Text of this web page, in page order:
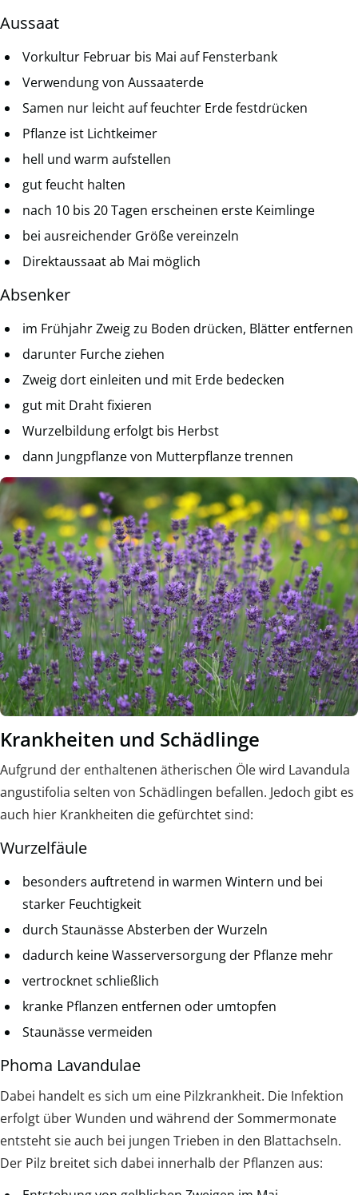
Aussaat
Vorkultur Februar bis Mai auf Fensterbank
Verwendung von Aussaaterde
Samen nur leicht auf feuchter Erde festdrücken
Pflanze ist Lichtkeimer
hell und warm aufstellen
gut feucht halten
nach 10 bis 20 Tagen erscheinen erste Keimlinge
bei ausreichender Größe vereinzeln
Direktaussaat ab Mai möglich
Absenker
im Frühjahr Zweig zu Boden drücken, Blätter entfernen
darunter Furche ziehen
Zweig dort einleiten und mit Erde bedecken
gut mit Draht fixieren
Wurzelbildung erfolgt bis Herbst
dann Jungpflanze von Mutterpflanze trennen
Krankheiten und Schädlinge
Aufgrund der enthaltenen ätherischen Öle wird Lavandula
angustifolia selten von Schädlingen befallen. Jedoch gibt es
auch hier Krankheiten die gefürchtet sind:
Wurzelfäule
besonders auftretend in warmen Wintern und bei
starker Feuchtigkeit
durch Staunässe Absterben der Wurzeln
dadurch keine Wasserversorgung der Pflanze mehr
vertrocknet schließlich
kranke Pflanzen entfernen oder umtopfen
Staunässe vermeiden
Phoma Lavandulae
Dabei handelt es sich um eine Pilzkrankheit. Die Infektion
erfolgt über Wunden und während der Sommermonate
entsteht sie auch bei jungen Trieben in den Blattachseln.
Der Pilz breitet sich dabei innerhalb der Pflanzen aus: